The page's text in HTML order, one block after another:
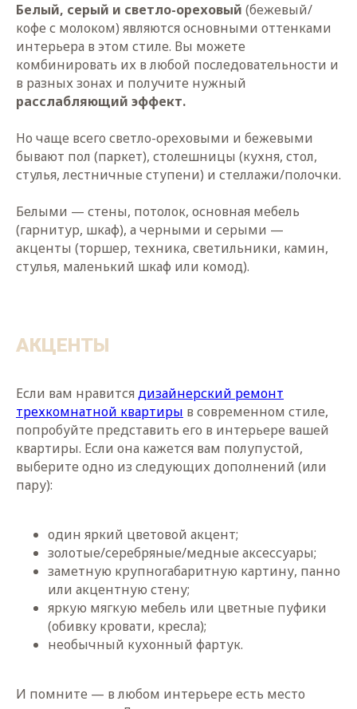
Белый, серый и светло-ореховый (бежевый/
кофе с молоком) являются основными оттенками
интерьера в этом стиле. Вы можете
комбинировать их в любой последовательности и
в разных зонах и получите нужный
расслабляющий эффект.
Но чаще всего светло-ореховыми и бежевыми
бывают пол (паркет), столешницы (кухня, стол,
стулья, лестничные ступени) и стеллажи/полочки.
Белыми — стены, потолок, основная мебель
(гарнитур, шкаф), а черными и серыми —
акценты (торшер, техника, светильники, камин,
стулья, маленький шкаф или комод).
АКЦЕНТЫ
Если вам нравитсядизайнерский ремонт
трехкомнатной квартиры в современном стиле,
попробуйте представить его в интерьере вашей
квартиры. Если она кажется вам полупустой,
выберите одно из следующих дополнений (или
пару):
один яркий цветовой акцент;
золотые/серебряные/медные аксессуары;
заметную крупногабаритную картину, панно
или акцентную стену;
яркую мягкую мебель или цветные пуфики
(обивку кровати, кресла);
необычный кухонный фартук.
И помните — в любом интерьере есть место